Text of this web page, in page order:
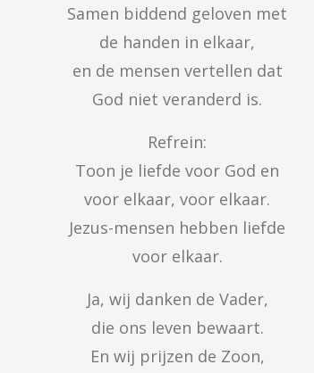
Samen biddend geloven met
de handen in elkaar,
en de mensen vertellen dat
God niet veranderd is.
Refrein:
Toon je liefde voor God en
voor elkaar, voor elkaar.
Jezus-mensen hebben liefde
voor elkaar.
Ja, wij danken de Vader,
die ons leven bewaart.
En wij prijzen de Zoon,